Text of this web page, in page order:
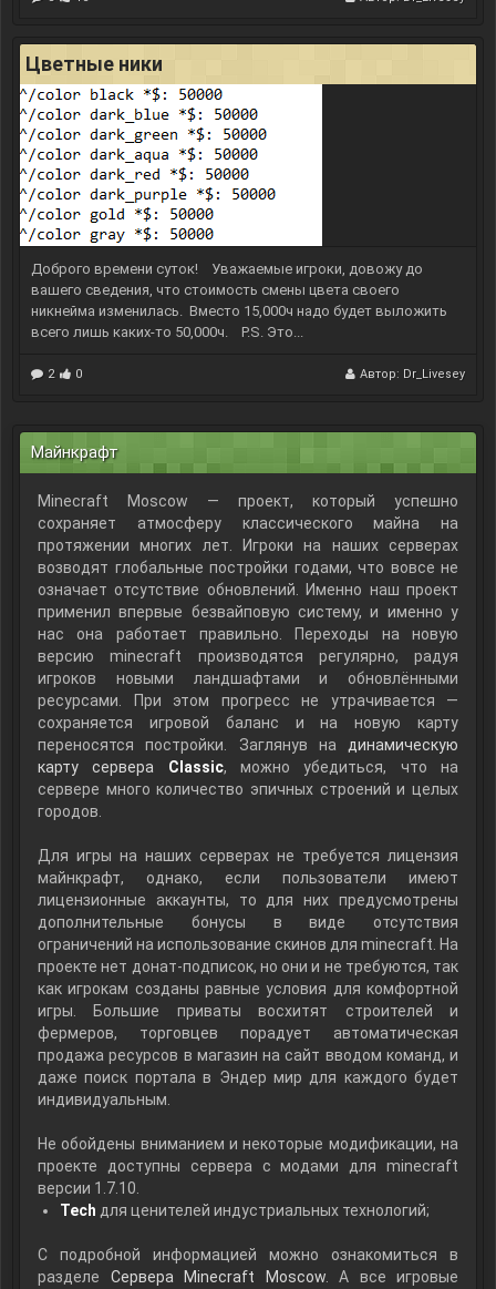
Цветные ники
Доброго времени суток!
Уважаемые игроки, довожу до
вашего сведения, что стоимость смены цвета своего
никнейма изменилась. Вместо 15,000ч надо будет выложить
всего лишь каких-то 50,000ч.
P.S. Это...
2 0 Автор: Dr_Livesey
Майнкрафт
Minecraft Moscow — проект, который успешно
сохраняет атмосферу классического майна на
протяжении многих лет. Игроки на наших серверах
возводят глобальные постройки годами, что вовсе не
означает отсутствие обновлений. Именно наш проект
применил впервые безвайповую систему, и именно у
нас она работает правильно. Переходы на новую
версию minecraft производятся регулярно, радуя
игроков новыми ландшафтами и обновлёнными
ресурсами. При этом прогресс не утрачивается —
сохраняется игровой баланс и на новую карту
переносятся постройки. Заглянув на динамическую
карту сервера Classic, можно убедиться, что на
сервере много количество эпичных строений и целых
городов.
Для игры на наших серверах не требуется лицензия
майнкрафт, однако, если пользователи имеют
лицензионные аккаунты, то для них предусмотрены
дополнительные бонусы в виде отсутствия
ограничений на использование скинов для minecraft. На
проекте нет донат-подписок, но они и не требуются, так
как игрокам созданы равные условия для комфортной
игры. Большие приваты восхитят строителей и
фермеров, торговцев порадует автоматическая
продажа ресурсов в магазин на сайт вводом команд, и
даже поиск портала в Эндер мир для каждого будет
индивидуальным.
Не обойдены вниманием и некоторые модификации, на
проекте доступны сервера с модами для minecraft
версии 1.7.10.
Tech для ценителей индустриальных технологий;
С подробной информацией можно ознакомиться в
разделе Сервера Minecraft Moscow. А все игровые